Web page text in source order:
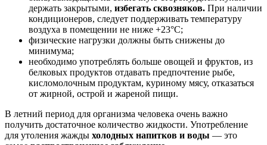
держать закрытыми, избегать сквозняков. При наличии
кондиционеров, следует поддерживать температуру
воздуха в помещении не ниже +23°С;
физические нагрузки должны быть снижены до
минимума;
необходимо употреблять больше овощей и фруктов, из
белковых продуктов отдавать предпочтение рыбе,
кисломолочным продуктам, куриному мясу, отказаться
от жирной, острой и жареной пищи.
В летний период для организма человека очень важно
получить достаточное количество жидкости. Употребление
для утоления жажды холодных напитков и воды — это